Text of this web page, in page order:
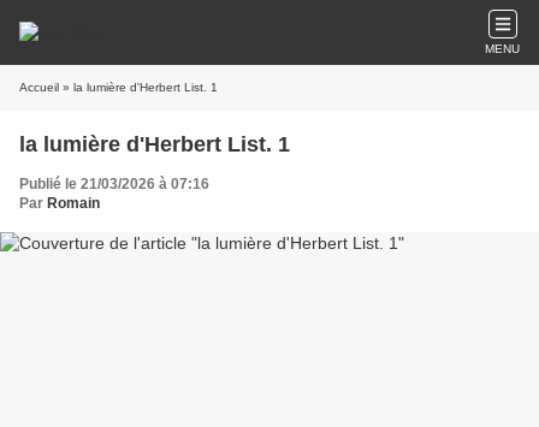
MENU
Accueil » la lumière d'Herbert List. 1
la lumière d'Herbert List. 1
Publié le 21/03/2026 à 07:16
Par Romain